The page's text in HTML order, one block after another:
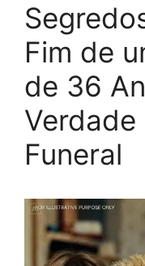
Fim de
de 36
Funeral